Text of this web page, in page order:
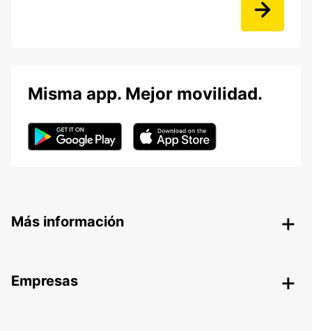
Misma app. Mejor movilidad.
Más información
Empresas